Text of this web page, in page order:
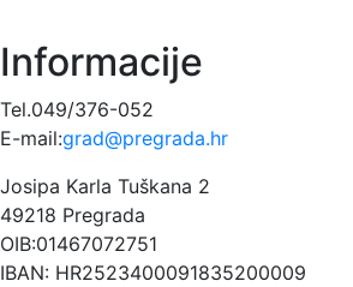
Informacije
Tel.049/376-052
E-mail:grad@pregrada.hr
Josipa Karla Tuškana 2
49218 Pregrada
OIB:01467072751
IBAN: HR2523400091835200009